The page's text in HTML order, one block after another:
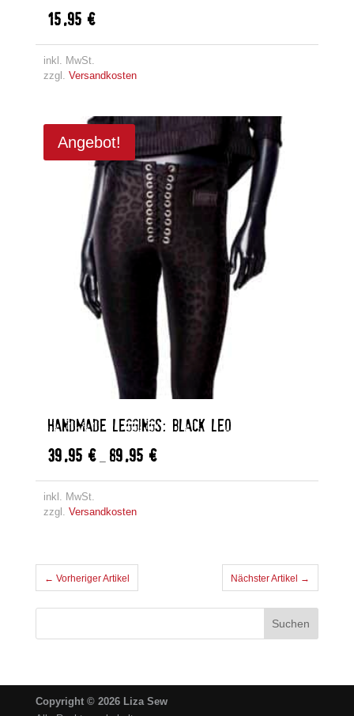
15,95 €
inkl. MwSt.
zzgl. Versandkosten
Angebot!
HANDMADE LEGGINGS: BLACK LEO
39,95 €– 89,95 €
inkl. MwSt.
zzgl. Versandkosten
← Vorheriger Artikel Nächster Artikel →
Copyright © 2026 Liza Sew